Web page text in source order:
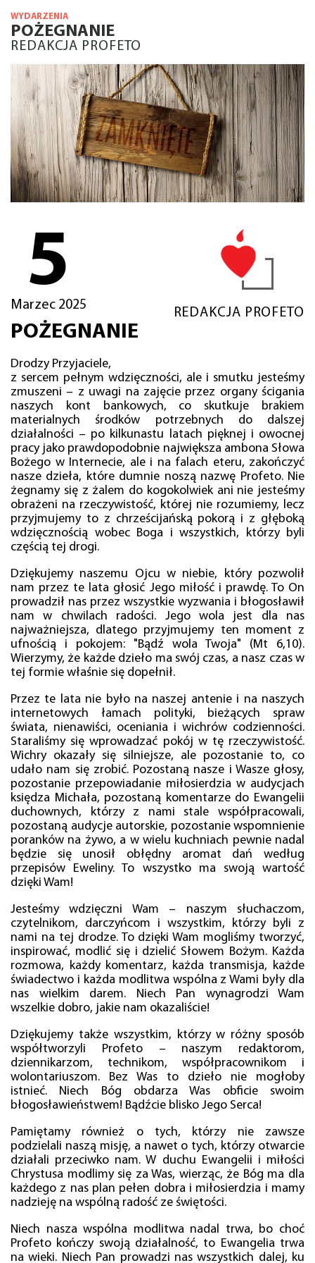
WYDARZENIA
POŻEGNANIE
REDAKCJA PROFETO
5
Marzec 2025
REDAKCJA PROFETO
POŻEGNANIE
Drodzy Przyjaciele,
z sercem pełnym wdzięczności, ale i smutku jesteśmy
zmuszeni – z uwagi na zajęcie przez organy ścigania
naszych kont bankowych, co skutkuje brakiem
materialnych środków potrzebnych do dalszej
działalności – po kilkunastu latach pięknej i owocnej
pracy jako prawdopodobnie największa ambona Słowa
Bożego w Internecie, ale i na falach eteru, zakończyć
nasze dzieła, które dumnie noszą nazwę Profeto. Nie
żegnamy się z żalem do kogokolwiek ani nie jesteśmy
obrażeni na rzeczywistość, której nie rozumiemy, lecz
przyjmujemy to z chrześcijańską pokorą i z głęboką
wdzięcznością wobec Boga i wszystkich, którzy byli
częścią tej drogi.
Dziękujemy naszemu Ojcu w niebie, który pozwolił
nam przez te lata głosić Jego miłość i prawdę. To On
prowadził nas przez wszystkie wyzwania i błogosławił
nam w chwilach radości. Jego wola jest dla nas
najważniejsza, dlatego przyjmujemy ten moment z
ufnością i pokojem: "Bądź wola Twoja" (Mt 6,10).
Wierzymy, że każde dzieło ma swój czas, a nasz czas w
tej formie właśnie się dopełnił.
Przez te lata nie było na naszej antenie i na naszych
internetowych łamach polityki, bieżących spraw
świata, nienawiści, oceniania i wichrów codzienności.
Staraliśmy się wprowadzać pokój w tę rzeczywistość.
Wichry okazały się silniejsze, ale pozostanie to, co
udało nam się zrobić. Pozostaną nasze i Wasze głosy,
pozostanie przepowiadanie miłosierdzia w audycjach
księdza Michała, pozostaną komentarze do Ewangelii
duchownych, którzy z nami stale współpracowali,
pozostaną audycje autorskie, pozostanie wspomnienie
poranków na żywo, a w wielu kuchniach pewnie nadal
będzie się unosił obłędny aromat dań według
przepisów Eweliny. To wszystko ma swoją wartość
dzięki Wam!
Jesteśmy wdzięczni Wam – naszym słuchaczom,
czytelnikom, darczyńcom i wszystkim, którzy byli z
nami na tej drodze. To dzięki Wam mogliśmy tworzyć,
inspirować, modlić się i dzielić Słowem Bożym. Każda
rozmowa, każdy komentarz, każda transmisja, każde
świadectwo i każda modlitwa wspólna z Wami były dla
nas wielkim darem. Niech Pan wynagrodzi Wam
wszelkie dobro, jakie nam okazaliście!
Dziękujemy także wszystkim, którzy w różny sposób
współtworzyli Profeto – naszym redaktorom,
dziennikarzom, technikom, współpracownikom i
wolontariuszom. Bez Was to dzieło nie mogłoby
istnieć. Niech Bóg obdarza Was obficie swoim
błogosławieństwem! Bądźcie blisko Jego Serca!
Pamiętamy również o tych, którzy nie zawsze
podzielali naszą misję, a nawet o tych, którzy otwarcie
działali przeciwko nam. W duchu Ewangelii i miłości
Chrystusa modlimy się za Was, wierząc, że Bóg ma dla
każdego z nas plan pełen dobra i miłosierdzia i mamy
nadzieję na wspólną radość ze świętości.
Niech nasza wspólna modlitwa nadal trwa, bo choć
Profeto kończy swoją działalność, to Ewangelia trwa
na wieki. Niech Pan prowadzi nas wszystkich dalej, ku